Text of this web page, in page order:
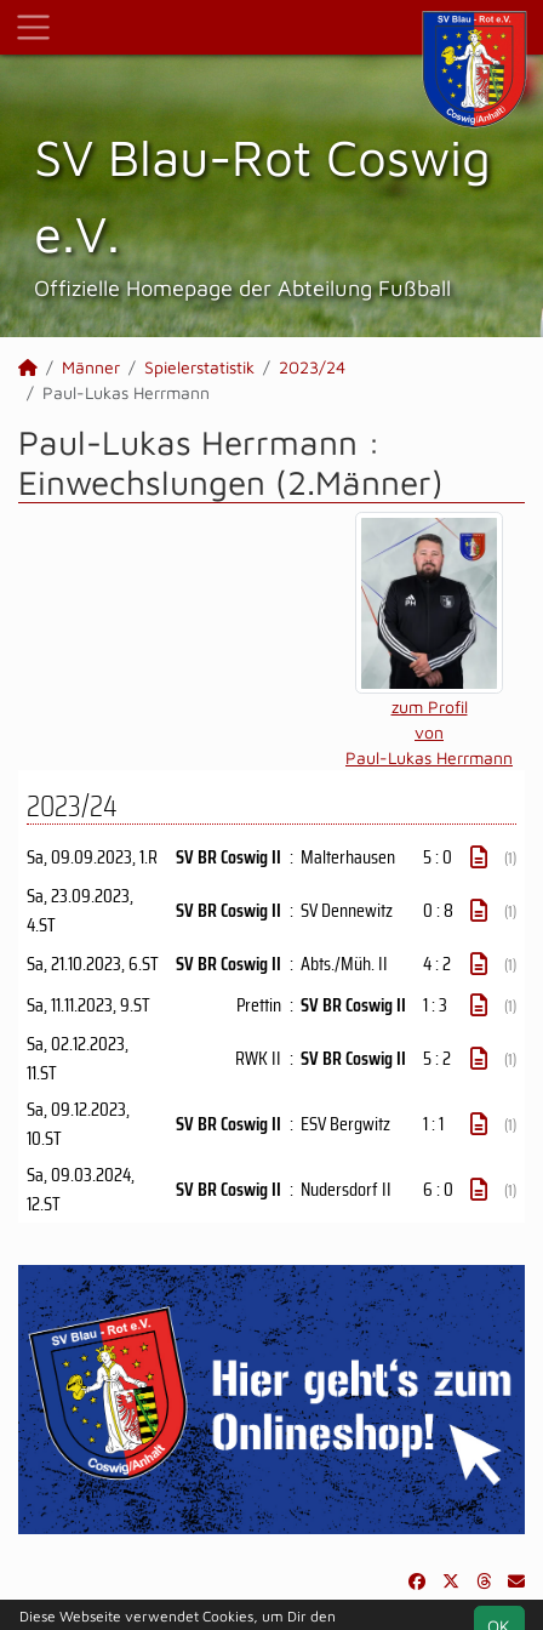
SV Blau-Rot Coswig
e.V.
Offizielle Homepage der Abteilung Fußball
Männer Spielerstatistik
2023/24
Paul-Lukas Herrmann
Paul-Lukas Herrmann :
Einwechslungen (2.Männer)
zum Profil
von
Paul-Lukas Herrmann
2023/24
Sa, 09.09.2023, 1.R SV BR Coswig II : Malterhausen 5 : 0 (1)
Sa, 23.09.2023,
4.ST
SV BR Coswig II : SV Dennewitz 0 : 8 (1)
Sa, 21.10.2023, 6.ST SV BR Coswig II : Abts./Müh. II 4 : 2 (1)
Sa, 11.11.2023, 9.ST Prettin : SV BR Coswig II 1 : 3 (1)
Sa, 02.12.2023,
11.ST
RWK II : SV BR Coswig II 5 : 2 (1)
Sa, 09.12.2023,
10.ST
SV BR Coswig II : ESV Bergwitz 1 : 1 (1)
Sa, 09.03.2024,
12.ST
SV BR Coswig II : Nudersdorf II 6 : 0 (1)
Diese Webseite verwendet Cookies, um Dir den